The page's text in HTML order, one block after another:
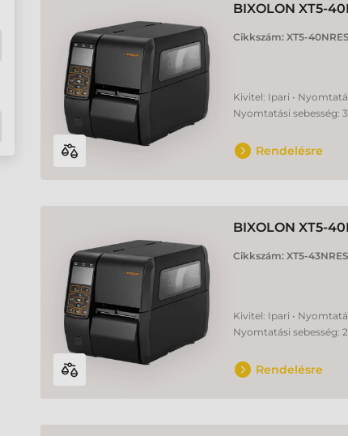
BIXOLON XT5-
Cikkszám: XT5-40NRES
Kivitel: Ipari •
Nyomtatási sebesség:
Rendelésre
BIXOLON XT5-
Cikkszám: XT5-
Kivitel: Ipari •
Nyomtatási sebesség:
Rendelésre